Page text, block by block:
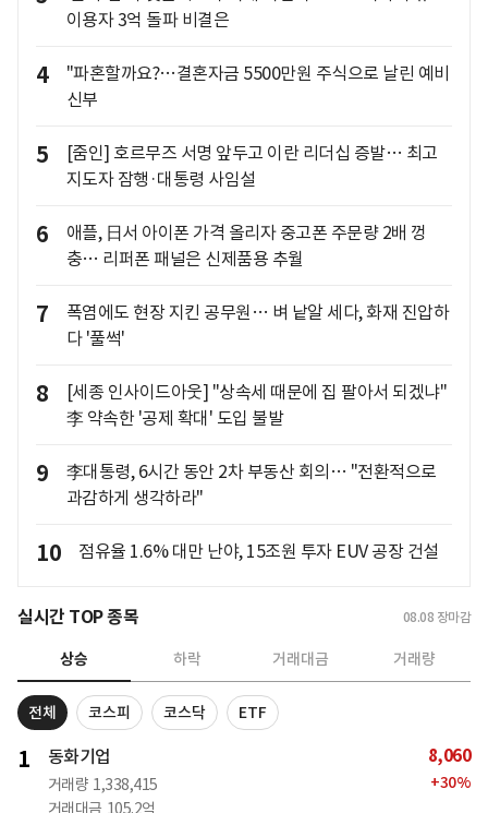
이용자 3억 돌파 비결은
4
"파혼할까요?…결혼자금 5500만원 주식으로 날린 예비
신부
5
[줌인] 호르무즈 서명 앞두고 이란 리더십 증발… 최고
지도자 잠행·대통령 사임설
6
애플, 日서 아이폰 가격 올리자 중고폰 주문량 2배 껑
충… 리퍼폰 패널은 신제품용 추월
7
폭염에도 현장 지킨 공무원… 벼 낱알 세다, 화재 진압하
다 '풀썩'
8
[세종 인사이드아웃] "상속세 때문에 집 팔아서 되겠냐"
李 약속한 '공제 확대' 도입 불발
9
李대통령, 6시간 동안 2차 부동산 회의… "전환적으로
과감하게 생각하라"
10 점유율 1.6% 대만 난야, 15조원 투자 EUV 공장 건설
실시간 TOP 종목 08.08 장마감
상승 하락 거래대금 거래량
전체 코스피 코스닥 ETF
1 동화기업
거래량 1,338,415
거래대금 105.2억
8,060
+30%